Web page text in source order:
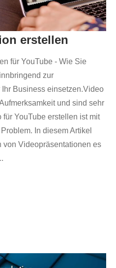
erstellen
für YouTube - Wie Sie
zur
Business einsetzen.Video
und sind sehr
YouTube erstellen ist mit
In diesem Artikel
von Videopräsentationen es